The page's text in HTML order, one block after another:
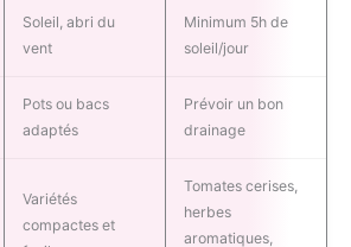
Soleil, abri du
vent
Minimum 5h de
soleil/jour
Pots ou bacs
adaptés
Prévoir un bon
drainage
Variétés
compactes et
Tomates cerises,
herbes
aromatiques,